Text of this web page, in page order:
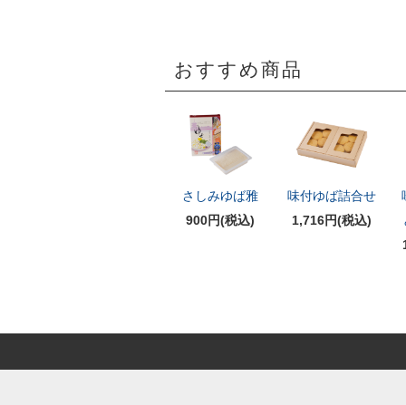
おすすめ商品
さしみゆば雅
900円(税込)
味付ゆば詰合せ
1,716円(税込)